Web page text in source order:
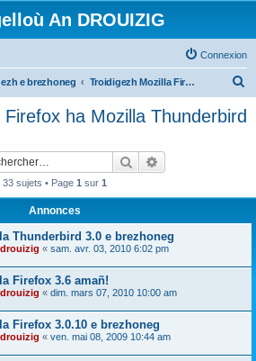
An DROUIZIG
Connexion
e brezhoneg Troidigezh Mozilla Firefox ha Mozilla Thunderbird e brezhoneg
ha Mozilla Thunderbird
Rechercher
33 sujets • Page 1 sur 1
Annonces
Thunderbird 3.0 e brezhoneg
drouizig « sam. avr. 03, 2010 6:02 pm
Firefox 3.6 amañ!
drouizig « dim. mars 07, 2010 10:00 am
Firefox 3.0.10 e brezhoneg
drouizig « ven. mai 08, 2009 10:44 am